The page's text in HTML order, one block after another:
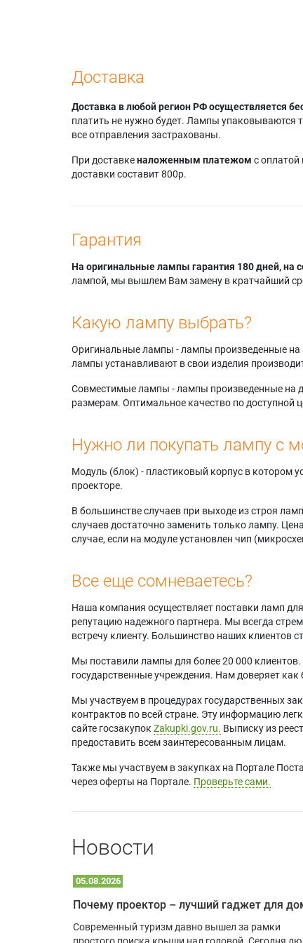
Доставка
Доставка в любой регион РФ осуществляется
платить не нужно будет. Лампы упаковываются
все отправления застрахованы.
При доставкеналоженным платежом с
доставки составит 800р.
Гарантия
На оригинальные лампы гарантия 180 дней, на
лампой, мы вышлем Вам замену в кратчайший
Какую лампу выбрать?
Оригинальные лампы - лампы произведенные на
лампы устанавливают в свои изделия
Совместимые лампы - лампы произведенные на
размерам. Оптимальное качество по доступной
Нужно ли покупать лампу с
Модуль (блок) - пластиковый корпус в котором
проекторе.
В большинстве случаев при выходе из строя
случаев достаточно заменить только лампу.
случае, если на модуле установлен чип
Все еще сомневаетесь?
Наша компания осуществляет поставки ламп
репутацию надежного партнера. Мы всегда
встречу клиенту. Большинство наших клиентов
Мы поставили лампы для более 20 000
государственные учреждения. Нам доверяет
Мы участвуем в процедурах государственных
контрактов по всей стране. Эту информацию
сайте госзакупок Zakupki.gov.ru. Выписку из
предоставить всем заинтересованным лицам.
Также мы участвуем в закупках на Портале
через оферты на Портале. Проверьте сами.
Новости
05.08.2026
Современный туризм давно вышел за рамки
простого поиска крыши над головой. Сегодня